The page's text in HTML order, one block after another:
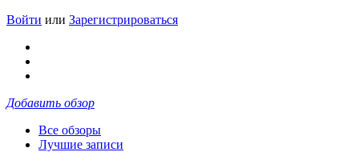
Войти или Зарегистрироваться
Добавить обзор
Все обзоры
Лучшие записи